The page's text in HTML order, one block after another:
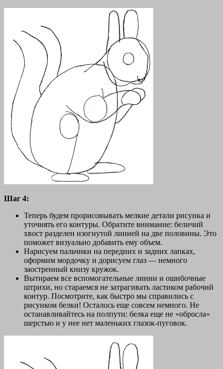
Шаг 4:
Теперь будем прорисовывать мелкие детали рисунка и
уточнять его контуры. Обратите внимание: беличий
хвост разделен изогнутой линией на две половины. Это
поможет визуально добавить ему объем.
Нарисуем пальчики на передних и задних лапках,
оформим мордочку и дорисуем глаз — немного
заостренный книзу кружок.
Вытираем все вспомогательные линии и ошибочные
штрихи, но стараемся не затрагивать ластиком рабочий
контур. Посмотрите, как быстро мы справились с
рисунком белки! Осталось еще совсем немного. Не
останавливайтесь на полпути: белка еще не «обросла»
шерстью и у нее нет маленьких глазок-пуговок.